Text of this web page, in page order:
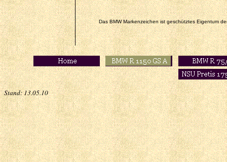
Das BMW Markenzeichen ist geschütztes Eigentum
Stand:13.05.10